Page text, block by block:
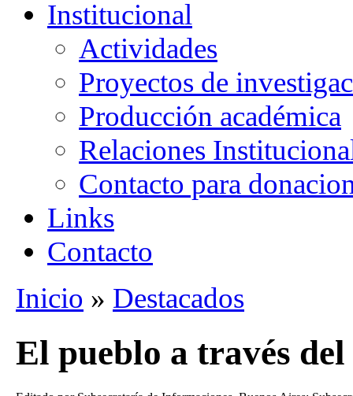
Institucional
Actividades
Proyectos de
Producción académica
Relaciones
Contacto para
Links
Contacto
Se encuentra usted aquí
Inicio » Destacados
El pueblo a través